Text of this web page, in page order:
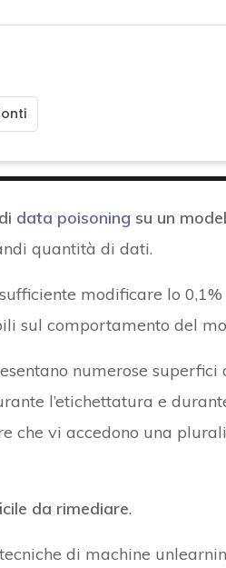
data poisoning su un
quantità di dati.
modificare lo
sul comportamento del
numerose superfici
l’etichettatura e
che vi accedono una
da rimediare.
di machine